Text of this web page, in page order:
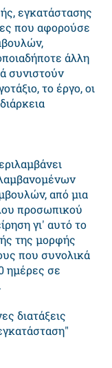
εγκατάστασης
που αφορούσε
άλλη
συνιστούν
το έργο, οι
από μια
προσωπικού
γι' αυτό το
της μορφής
που συνολικά
ημέρες σε
διατάξεις